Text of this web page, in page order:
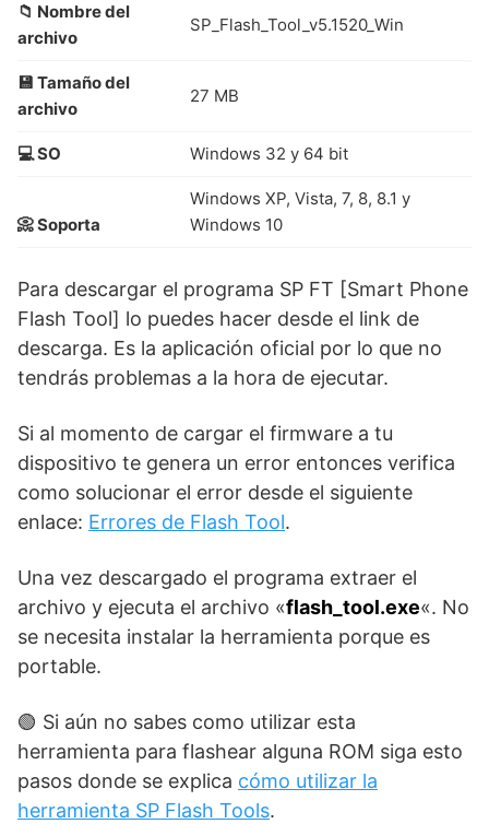
📁 Nombre del
archivo
SP_Flash_Tool_v5.1520_Win
💾 Tamaño del
archivo
27 MB
💻 SO Windows 32 y 64 bit
📀 Soporta
Windows XP, Vista, 7, 8, 8.1 y
Windows 10
Para descargar el programa SP FT [Smart Phone
Flash Tool] lo puedes hacer desde el link de
descarga. Es la aplicación oficial por lo que no
tendrás problemas a la hora de ejecutar.
Si al momento de cargar el firmware a tu
dispositivo te genera un error entonces verifica
como solucionar el error desde el siguiente
enlace: Errores de Flash Tool.
Una vez descargado el programa extraer el
archivo y ejecuta el archivo «flash_tool.exe«. No
se necesita instalar la herramienta porque es
portable.
🟢 Si aún no sabes como utilizar esta
herramienta para flashear alguna ROM siga esto
pasos donde se explica cómo utilizar la
herramienta SP Flash Tools.